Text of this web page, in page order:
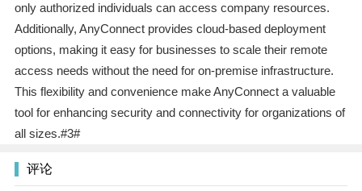
only authorized individuals can access company resources.
Additionally, AnyConnect provides cloud-based deployment
options, making it easy for businesses to scale their remote
access needs without the need for on-premise infrastructure.
This flexibility and convenience make AnyConnect a valuable
tool for enhancing security and connectivity for organizations of
all sizes.#3#
评论